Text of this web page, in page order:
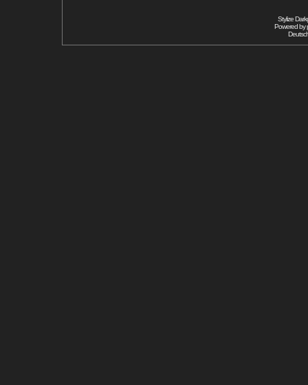
Stylize
Powered by